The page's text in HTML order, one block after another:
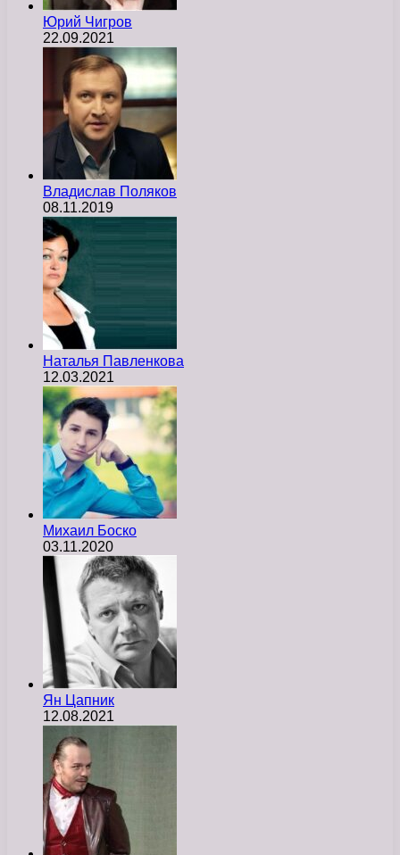
Юрий Чигров
22.09.2021
Владислав Поляков
08.11.2019
Наталья Павленкова
12.03.2021
Михаил Боско
03.11.2020
Ян Цапник
12.08.2021